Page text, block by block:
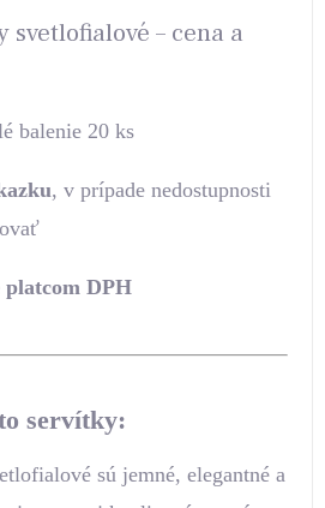
svetlofialové – cena a
balenie 20 ks
, v prípade nedostupnosti
platcom DPH
servítky:
sú jemné, elegantné a